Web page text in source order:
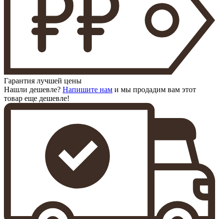
Гарантия лучшей цены
Нашли дешевле? Напишите нам и мы продадим вам этот
товар еще дешевле!